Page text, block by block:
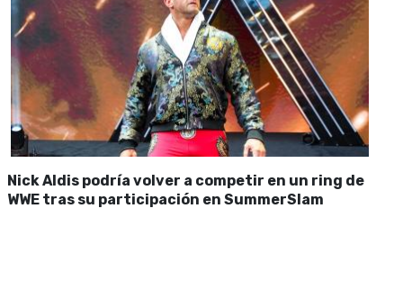
Nick Aldis podría volver a competir en un ring de
WWE tras su participación en SummerSlam